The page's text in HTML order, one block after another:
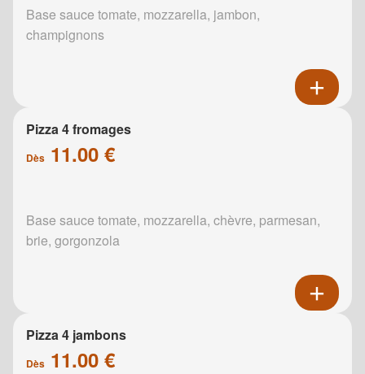
Base sauce tomate, mozzarella, jambon,
champignons
Pizza 4 fromages
Dès 11.00 €
Base sauce tomate, mozzarella, chèvre, parmesan,
brie, gorgonzola
Pizza 4 jambons
Dès 11.00 €